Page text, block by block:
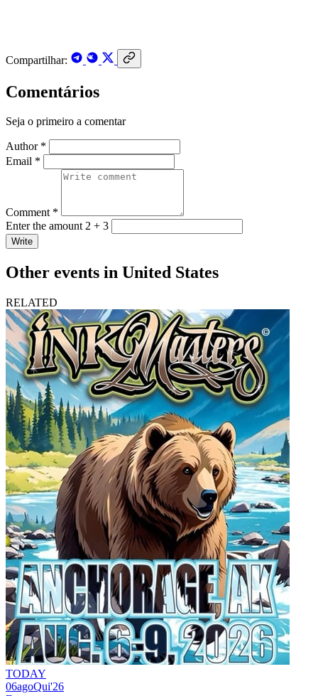
Compartilhar:
Comentários
Seja o primeiro a comentar
Author *
Email *
Comment *
Enter the amount 2 + 3
Write
Other events in United States
RELATED
TODAY
06agoQui'26